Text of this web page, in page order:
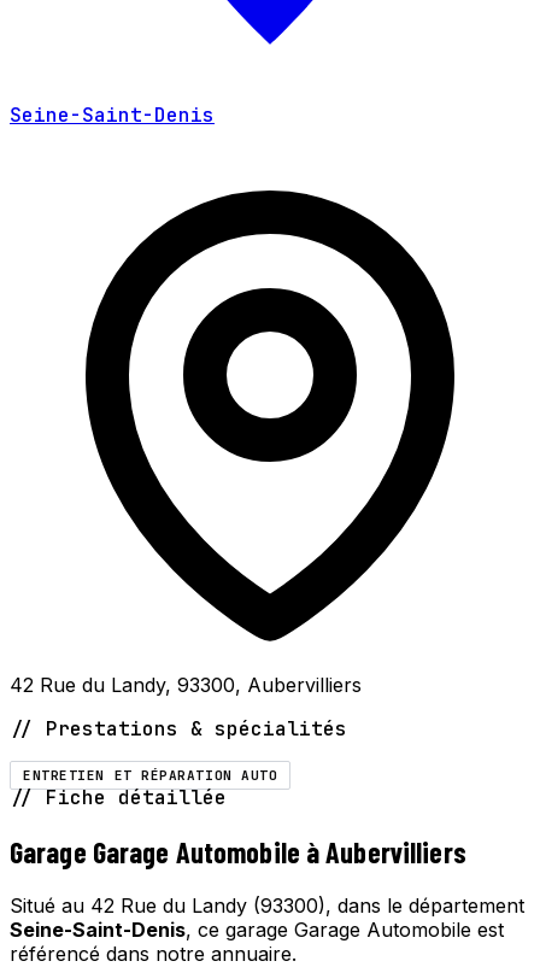
Seine-Saint-Denis
42 Rue du Landy, 93300, Aubervilliers
// Prestations & spécialités
ENTRETIEN ET RÉPARATION AUTO
// Fiche détaillée
Garage Garage Automobile à Aubervilliers
Situé au 42 Rue du Landy (93300), dans le département
Seine-Saint-Denis, ce garage Garage Automobile est
référencé dans notre annuaire.